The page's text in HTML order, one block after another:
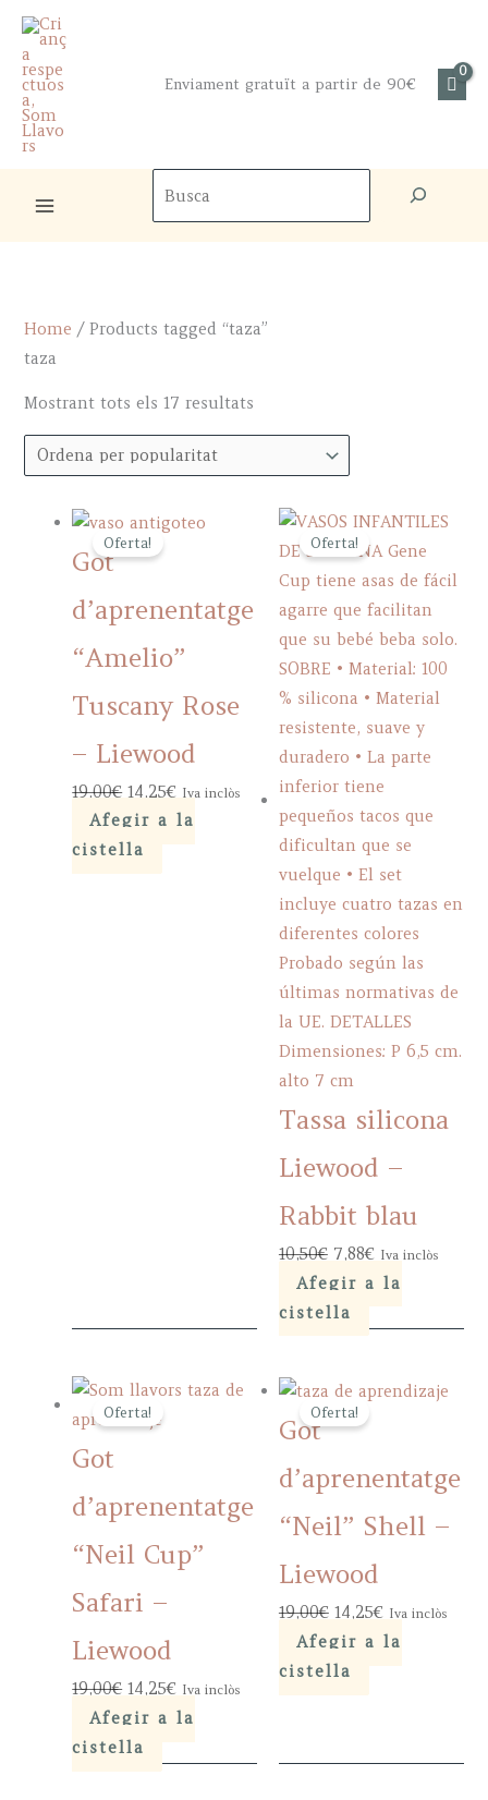
Skip
content
Enviament gratuït a partir de 90€
Home / Products tagged “taza”
taza
Mostrant tots els 17 resultats
by
popularity
Oferta!
Got
d’aprenentatge
“Amelio”
Tuscany Rose
– Liewood
19,00€ Original
price
was:
14,25€ Current
price
Iva inclòs
Afegir a la
cistella
Oferta!
Tassa silicona
Liewood –
Rabbit blau
10,50€ Original
price
was:
7,88€Current
price
Iva inclòs
Afegir a la
cistella
Oferta!
Got
d’aprenentatge
“Neil Cup”
Safari –
Liewood
19,00€ Original
price
was:
14,25€ Current
price
Iva inclòs
Afegir a la
cistella
Oferta!
Got
d’aprenentatge
“Neil” Shell –
Liewood
19,00€ Original
price
was:
14,25€Current
price
Iva inclòs
Afegir a la
cistella